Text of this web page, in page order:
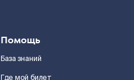
Помощь
База знаний
Где мой билет